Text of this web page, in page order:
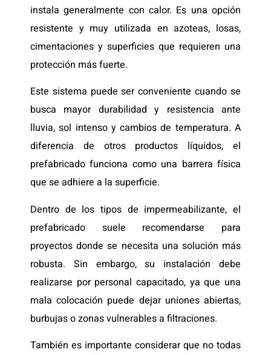
instala generalmente con calor. Es una opción
resistente y muy utilizada en azoteas, losas,
cimentaciones y superficies que requieren una
protección más fuerte.
Este sistema puede ser conveniente cuando se
busca mayor durabilidad y resistencia ante
lluvia, sol intenso y cambios de temperatura. A
diferencia de otros productos líquidos, el
prefabricado funciona como una barrera física
que se adhiere a la superficie.
Dentro de los tipos de impermeabilizante, el
prefabricado suele recomendarse para
proyectos donde se necesita una solución más
robusta. Sin embargo, su instalación debe
realizarse por personal capacitado, ya que una
mala colocación puede dejar uniones abiertas,
burbujas o zonas vulnerables a filtraciones.
También es importante considerar que no todas